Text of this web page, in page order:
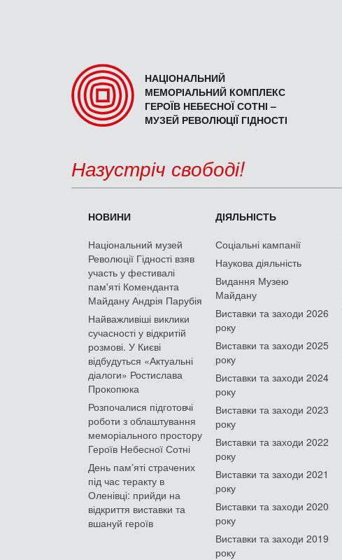
НАЦІОНАЛЬНИЙ
МЕМОРІАЛЬНИЙ КОМПЛЕКС
ГЕРОЇВ НЕБЕСНОЇ СОТНІ –
МУЗЕЙ РЕВОЛЮЦІЇ ГІДНОСТІ
Назустріч свободі!
НОВИНИ
Національний музей
Революції Гідності взяв
участь у фестивалі
пам'яті Коменданта
Майдану Андрія Парубія
Найважливіші виклики
сучасності у відкритій
розмові. У Києві
відбудуться «Актуальні
діалоги» Ростислава
Прокопюка
Розпочалися підготовчі
роботи з облаштування
меморіального простору
Героїв Небесної Сотні
День памʼяті страчених
під час теракту в
Оленівці: прийди на
відкриття виставки та
вшануй героїв
ДІЯЛЬНІСТЬ
Соціальні кампанії
Наукова діяльність
Видання Музею
Майдану
Виставки та заходи 2026
року
Виставки та заходи 2025
року
Виставки та заходи 2024
року
Виставки та заходи 2023
року
Виставки та заходи 2022
року
Виставки та заходи 2021
року
Виставки та заходи 2020
року
Виставки та заходи 2019
року